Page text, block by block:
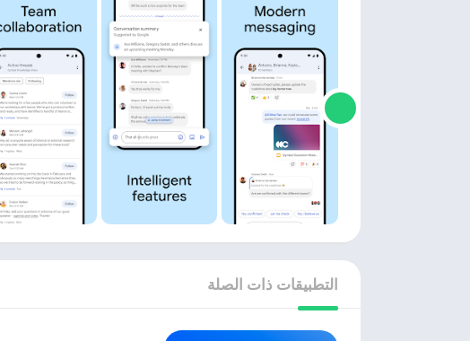
التطبيقات ذات الصلة